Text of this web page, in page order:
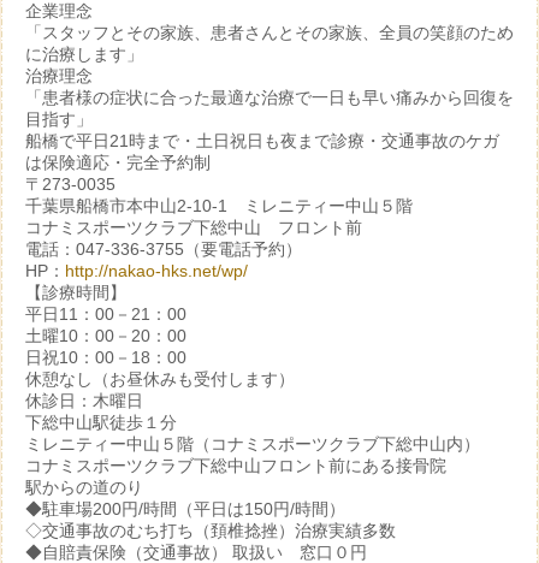
企業理念
「スタッフとその家族、患者さんとその家族、全員の笑顔のため
に治療します」
治療理念
「患者様の症状に合った最適な治療で一日も早い痛みから回復を
目指す」
船橋で平日21時まで・土日祝日も夜まで診療・交通事故のケガ
は保険適応・完全予約制
〒273-0035
千葉県船橋市本中山2-10-1 ミレニティー中山５階
コナミスポーツクラブ下総中山 フロント前
電話：047-336-3755（要電話予約）
HP： http://nakao-hks.net/wp/
【診療時間】
平日11：00－21：00
土曜10：00－20：00
日祝10：00－18：00
休憩なし（お昼休みも受付します）
休診日：木曜日
下総中山駅徒歩１分
ミレニティー中山５階（コナミスポーツクラブ下総中山内）
コナミスポーツクラブ下総中山フロント前にある接骨院
駅からの道のり
◆駐車場200円/時間（平日は150円/時間）
◇交通事故のむち打ち（頚椎捻挫）治療実績多数
◆自賠責保険（交通事故） 取扱い 窓口０円